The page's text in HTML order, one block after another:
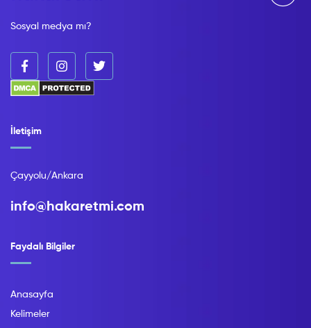
Sosyal medya mı?
Faydalı Bilgiler
Anasayfa
Kelimeler
İletişim
Çayyolu/Ankara
info@hakaretmi.com